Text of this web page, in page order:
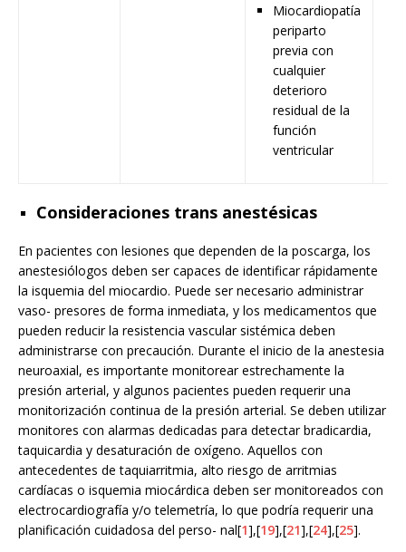
Miocardiopatía
periparto
previa con
cualquier
deterioro
residual de la
función
ventricular
Consideraciones trans anestésicas
En pacientes con lesiones que dependen de la poscarga, los
anestesiólogos deben ser capaces de identificar rápidamente
la isquemia del miocardio. Puede ser necesario administrar
vaso- presores de forma inmediata, y los medicamentos que
pueden reducir la resistencia vascular sistémica deben
administrarse con precaución. Durante el inicio de la anestesia
neuroaxial, es importante monitorear estrechamente la
presión arterial, y algunos pacientes pueden requerir una
monitorización continua de la presión arterial. Se deben utilizar
monitores con alarmas dedicadas para detectar bradicardia,
taquicardia y desaturación de oxígeno. Aquellos con
antecedentes de taquiarritmia, alto riesgo de arritmias
cardíacas o isquemia miocárdica deben ser monitoreados con
electrocardiografía y/o telemetría, lo que podría requerir una
planificación cuidadosa del perso- nal[1],[19],[21],[24],[25].